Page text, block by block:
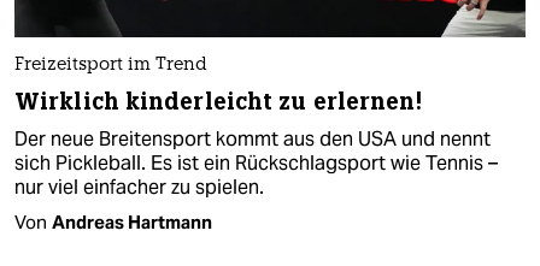
Freizeitsport im Trend
Wirklich kinderleicht zu erlernen!
Der neue Breitensport kommt aus den USA und nennt
sich Pickleball. Es ist ein Rückschlagsport wie Tennis –
nur viel einfacher zu spielen.
Von Andreas Hartmann